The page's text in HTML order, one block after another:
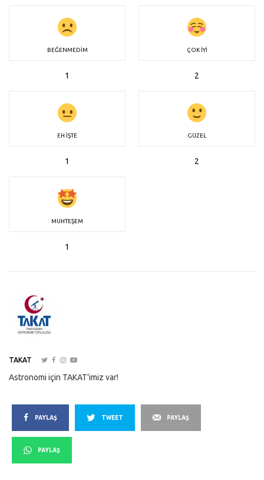
BEĞENMEDIM
1
ÇOK İYI
2
EH İŞTE
1
GÜZEL
2
MUHTEŞEM
1
TAKAT
Astronomi için TAKAT'imiz var!
PAYLAŞ TWEET PAYLAŞ
PAYLAŞ